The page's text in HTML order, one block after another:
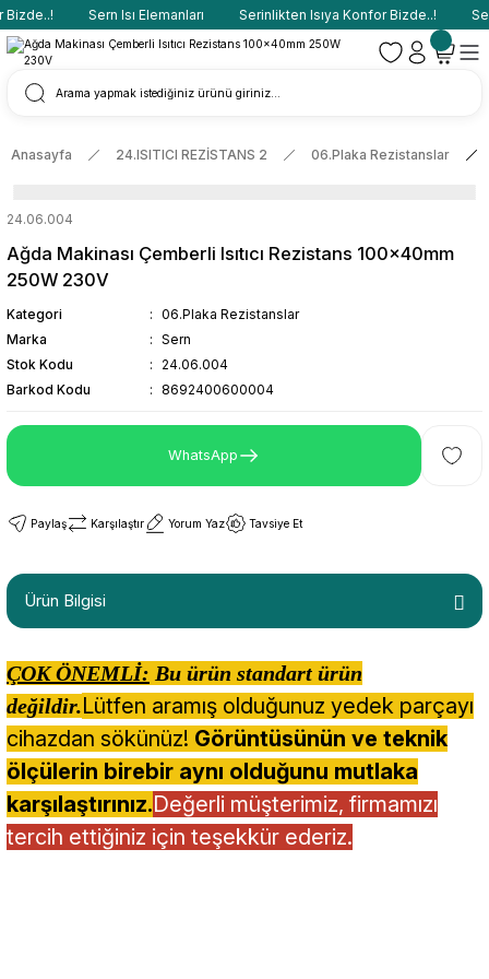
Sern Isı Elemanları Serinlikten Isıya Konfor Bizde..!
Anasayfa 24.ISITICI REZİSTANS 2 06.Plaka Rezistanslar
24.06.004
Ağda Makinası Çemberli Isıtıcı Rezistans 100x40mm
250W 230V
Kategori
06.Plaka Rezistanslar
Marka
Sern
Stok Kodu
24.06.004
Barkod Kodu
8692400600004
WhatsApp
Paylaş Karşılaştır Yorum Yaz Tavsiye Et
Ürün Bilgisi
ÇOK ÖNEMLİ: Bu ürün standart ürün
değildir.Lütfen aramış olduğunuz yedek parçayı
cihazdan sökünüz! Görüntüsünün ve teknik
ölçülerin birebir aynı olduğunu mutlaka
karşılaştırınız.Değerli müşterimiz, firmamızı
tercih ettiğiniz için teşekkür ederiz.